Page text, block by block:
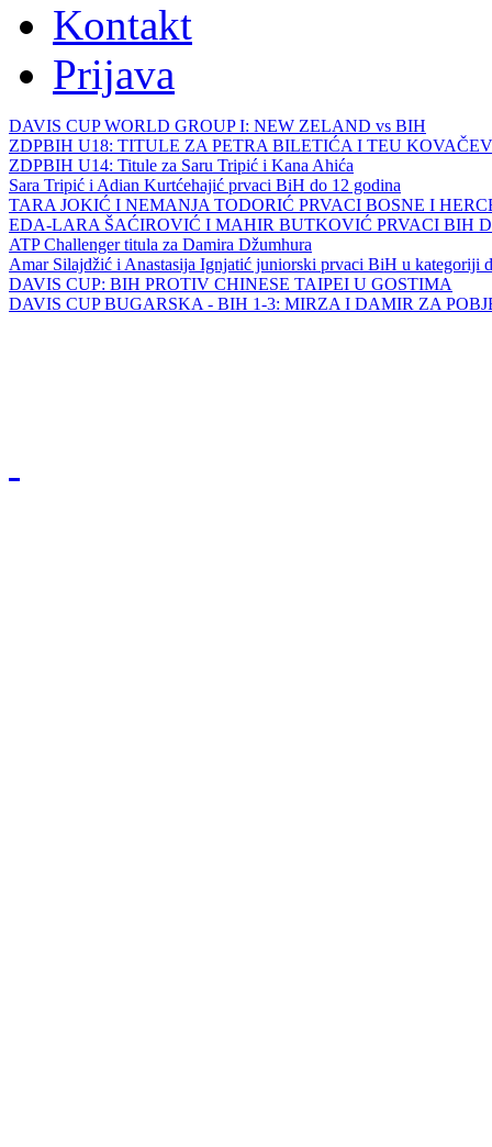
Kontakt
Prijava
DAVIS CUP WORLD GROUP I: NEW ZELAND vs BIH
ZDPBIH U18: TITULE ZA PETRA BILETIĆA I TEU
ZDPBIH U14: Titule za Saru Tripić i Kana Ahića
Sara Tripić i Adian Kurtćehajić prvaci BiH do 12 godina
TARA JOKIĆ I NEMANJA TODORIĆ PRVACI BOSNE I
EDA-LARA ŠAĆIROVIĆ I MAHIR BUTKOVIĆ PRVACI BIH
ATP Challenger titula za Damira Džumhura
Amar Silajdžić i Anastasija Ignjatić juniorski prvaci BiH u kategoriji
DAVIS CUP: BIH PROTIV CHINESE TAIPEI U GOSTIMA
DAVIS CUP BUGARSKA - BIH 1-3: MIRZA I DAMIR ZA